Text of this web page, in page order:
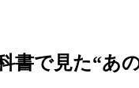
で見た“あ